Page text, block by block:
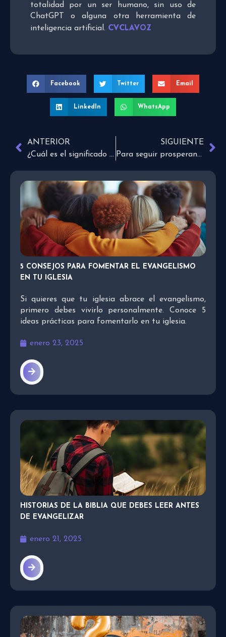
totalidad por un ser humano, sin uso de
ChatGPT o alguna otra herramienta de
inteligencia artificial. CVCLAVOZ
Facebook Twitter Email
LinkedIn WhatsApp
ANTERIOR
¿Cuál es el significado de las parábolas de Jesús en el Nuevo Testamento?
SIGUIENTE
Para seguir prosperando
5 CONSEJOS PARA FOMENTAR EL EVANGELISMO
EN TU IGLESIA
Si quieres que tu iglesia abrace el evangelismo,
primero debes vivirlo personalmente. Conoce 5
ideas prácticas para fomentarlo en tu iglesia.
enero 23, 2025
HISTORIAS DE LA BIBLIA QUE DEBES LEER ANTES
DE EVANGELIZAR
enero 21, 2025